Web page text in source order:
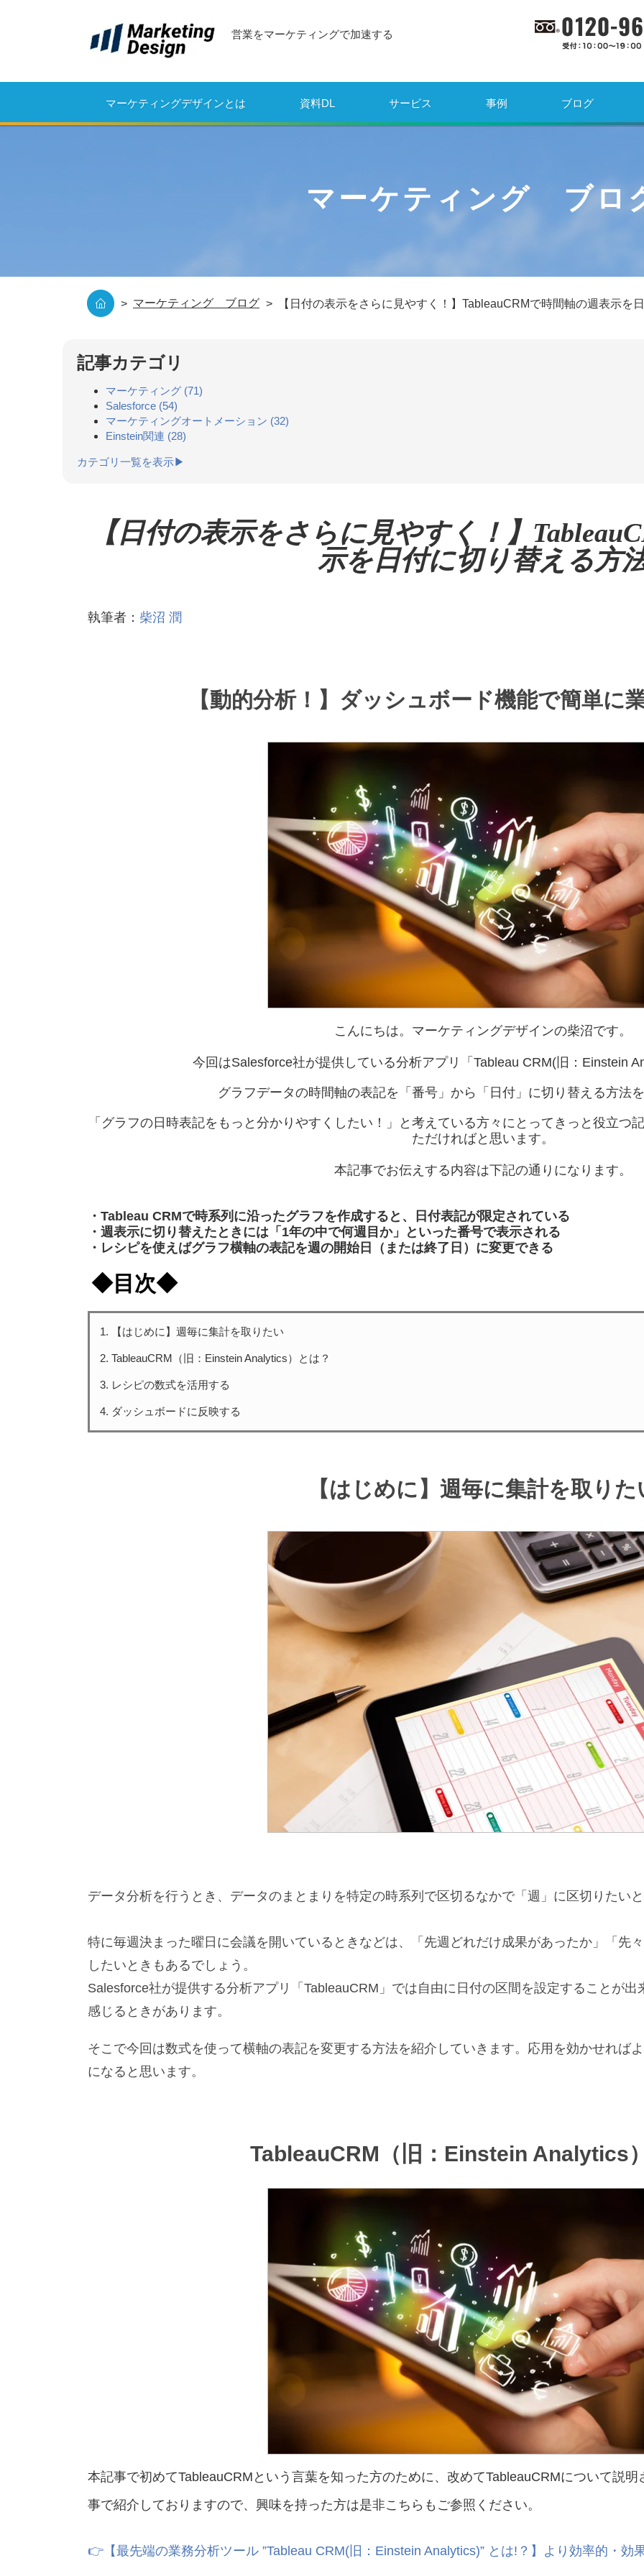
営業をマーケティングで加速する
マーケティングデザインとは 資料DL サービス 事例 ブログ
マーケティング ブロ
マーケティング ブログ 【日付の表示をさらに見やすく！】TableauCRMで時間軸の週表示を
記事カテゴリ
マーケティング (71)
Salesforce (54)
マーケティングオートメーション (32)
Einstein関連 (28)
カテゴリ一覧を表示▶
【日付の表示をさらに見やすく！】
示を日付に切り替える方
執筆者： 柴沼 潤
【動的分析！】ダッシュボード機能で簡単に
こんにちは。マーケティングデザインの柴沼です。
今回はSalesforce社が提供している分析アプリ「Tableau CRM(旧：Einstein
グラフデータの時間軸の表記を「番号」から「日付」に切り替える方法
「グラフの日時表記をもっと分かりやすくしたい！」と考えている方々にとってきっと役立つ
ただければと思います。
本記事でお伝えする内容は下記の通りになります。
・ Tableau CRMで時系列に沿ったグラフを作成すると、日付表記が限定されている
・週表示に切り替えたときには「1年の中で何週目か」といった番号で表示される
・レシピを使えばグラフ横軸の表記を週の開始日（または終了日）に変更できる
◆目次◆
【はじめに】週毎に集計を取りたい
TableauCRM（旧：Einstein Analytics）とは？
レシピの数式を活用する
ダッシュボードに反映する
【はじめに】週毎に集計を取りた
データ分析を行うとき、データのまとまりを特定の時系列で区切るなかで「週」に区切りたい
特に毎週決まった曜日に会議を開いているときなどは、「先週どれだけ成果があったか」「先
したいときもあるでしょう。
Salesforce社が提供する分析アプリ「TableauCRM」では自由に日付の区間を設定することが
感じるときがあります。
そこで今回は数式を使って横軸の表記を変更する方法を紹介していきます。応用を効かせれば
になると思います。
TableauCRM（旧：Einstein Analytics
本記事で初めてTableauCRMという言葉を知った方のために、改めてTableauCRMについて説
事で紹介しておりますので、興味を持った方は是非こちらもご参照ください。
👉 【最先端の業務分析ツール ”Tableau CRM(旧：Einstein Analytics)” とは!？】より効率的・